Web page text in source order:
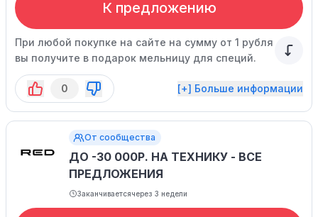
К предложению
При любой покупке на сайте на сумму от 1 рубля
вы получите в подарок мельницу для специй.
0 [+] Больше информации
От сообщества
ДО -30 000Р. НА ТЕХНИКУ - ВСЕ
ПРЕДЛОЖЕНИЯ
Заканчиваетсячерез 3 недели